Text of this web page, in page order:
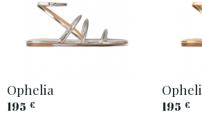
Ophelia
195 € 195 €